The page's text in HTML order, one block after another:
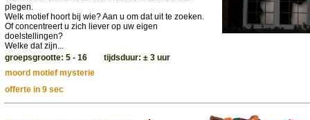
plegen.
Welk motief hoort bij wie? Aan u om dat uit te zoeken.
Of concentreert u zich liever op uw eigen
doelstellingen?
Welke dat zijn...
groepsgrootte: 5 - 16 tijdsduur: ± 3 uur
moord motief mysterie
offerte in 9 sec